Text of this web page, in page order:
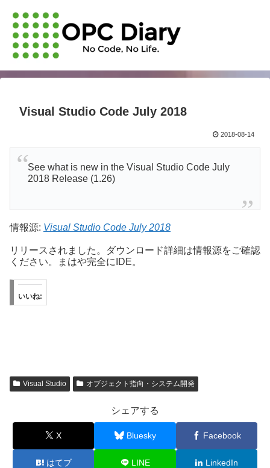
Visual Studio Code July 2018
2018-08-14
See what is new in the Visual Studio Code July
2018 Release (1.26)
情報源: Visual Studio Code July 2018
リリースされました。ダウンロード詳細は情報源をご確認
ください。まはや完全にIDE。
いいね:
Visual Studio オブジェクト指向・システム開発
シェアする
X Bluesky Facebook
はてブ LINE LinkedIn